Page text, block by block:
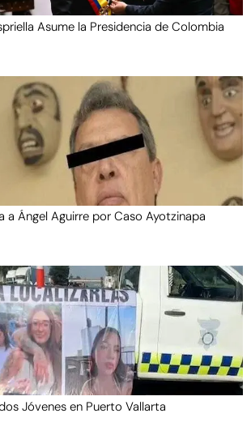
Asume la Presidencia de Colombia
a Ángel Aguirre por Caso Ayotzinapa
Jóvenes en Puerto Vallarta